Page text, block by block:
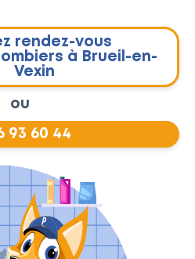
rendez-vous
à Brueil-en-
Vexin
ou
93 60 44